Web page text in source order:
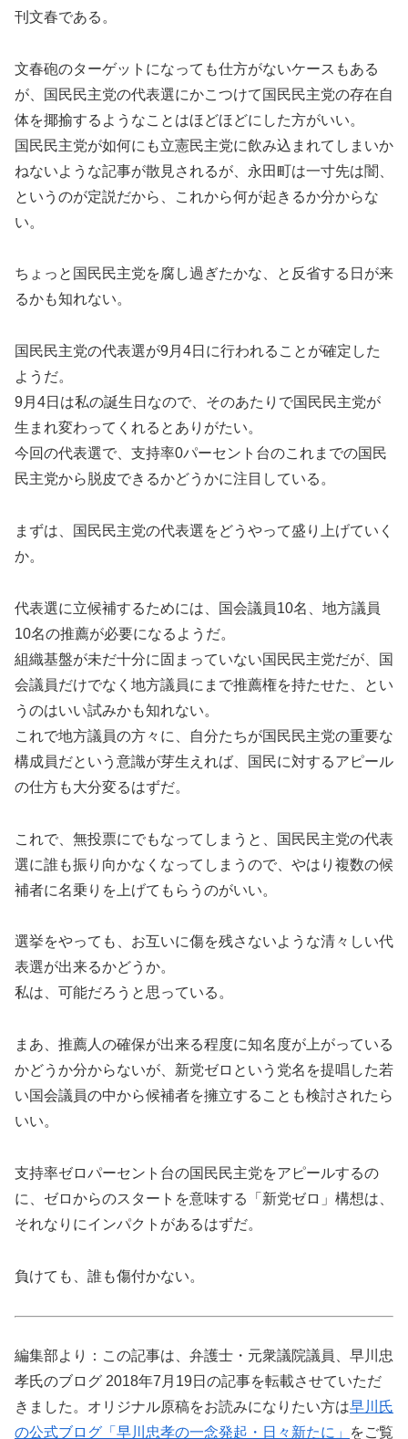
刊文春である。
文春砲のターゲットになっても仕方がないケースもある
が、国民民主党の代表選にかこつけて国民民主党の存在自
体を揶揄するようなことはほどほどにした方がいい。
国民民主党が如何にも立憲民主党に飲み込まれてしまいか
ねないような記事が散見されるが、永田町は一寸先は闇、
というのが定説だから、これから何が起きるか分からな
い。
ちょっと国民民主党を腐し過ぎたかな、と反省する日が来
るかも知れない。
国民民主党の代表選が9月4日に行われることが確定した
ようだ。
9月4日は私の誕生日なので、そのあたりで国民民主党が
生まれ変わってくれるとありがたい。
今回の代表選で、支持率0パーセント台のこれまでの国民
民主党から脱皮できるかどうかに注目している。
まずは、国民民主党の代表選をどうやって盛り上げていく
か。
代表選に立候補するためには、国会議員10名、地方議員
10名の推薦が必要になるようだ。
組織基盤が未だ十分に固まっていない国民民主党だが、国
会議員だけでなく地方議員にまで推薦権を持たせた、とい
うのはいい試みかも知れない。
これで地方議員の方々に、自分たちが国民民主党の重要な
構成員だという意識が芽生えれば、国民に対するアピール
の仕方も大分変るはずだ。
これで、無投票にでもなってしまうと、国民民主党の代表
選に誰も振り向かなくなってしまうので、やはり複数の候
補者に名乗りを上げてもらうのがいい。
選挙をやっても、お互いに傷を残さないような清々しい代
表選が出来るかどうか。
私は、可能だろうと思っている。
まあ、推薦人の確保が出来る程度に知名度が上がっている
かどうか分からないが、新党ゼロという党名を提唱した若
い国会議員の中から候補者を擁立することも検討されたら
いい。
支持率ゼロパーセント台の国民民主党をアピールするの
に、ゼロからのスタートを意味する「新党ゼロ」構想は、
それなりにインパクトがあるはずだ。
負けても、誰も傷付かない。
編集部より：この記事は、弁護士・元衆議院議員、早川忠
孝氏のブログ 2018年7月19日の記事を転載させていただ
きました。オリジナル原稿をお読みになりたい方は早川氏
の公式ブログ「早川忠孝の一念発起・日々新たに」
をご覧